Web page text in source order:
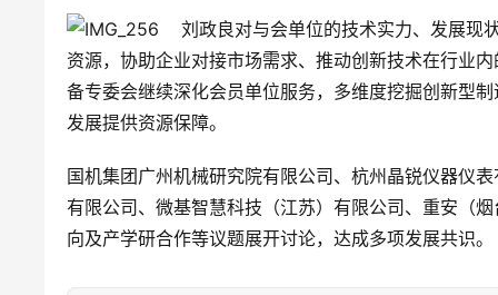
刘政良对与会单位的技术实力、发展现
资源，协助企业对接市场需求、推动创新技术在行业
备专委会继续深化会员单位服务，多维度挖掘创新型
发展提供资源保障。
国机集团广州机械研究院有限公司、杭州晶锐仪器仪
有限公司、微基智慧科技（江苏）有限公司、重安（
向及产学研合作等议题展开讨论，达成多项发展共识。